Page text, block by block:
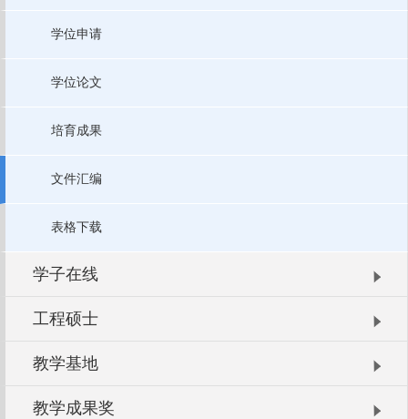
学位申请
学位论文
培育成果
文件汇编
表格下载
学子在线
工程硕士
教学基地
教学成果奖